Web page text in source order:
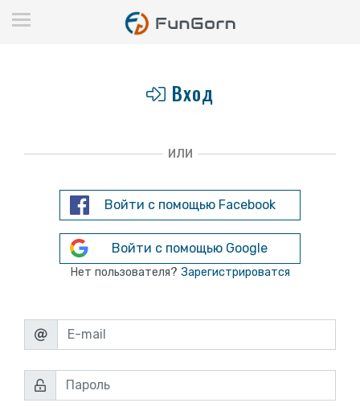
Вход
ИЛИ
Войти с помощью Facebook
Войти с помощью Google
Нет пользователя? Зарегистрироватся